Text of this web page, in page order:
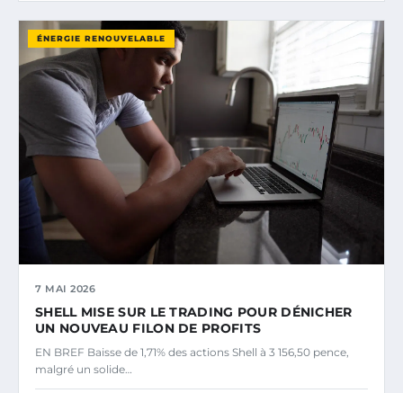
ÉNERGIE RENOUVELABLE
7 MAI 2026
SHELL MISE SUR LE TRADING POUR DÉNICHER
UN NOUVEAU FILON DE PROFITS
EN BREF Baisse de 1,71% des actions Shell à 3 156,50 pence,
malgré un solide…